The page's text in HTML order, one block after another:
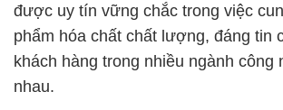
được uy tín vững chắc trong việc
phẩm hóa chất chất lượng, đáng tin
khách hàng trong nhiều ngành công
nhau.